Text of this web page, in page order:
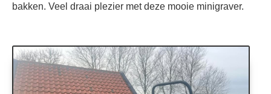
bakken. Veel draai plezier met deze mooie minigraver.